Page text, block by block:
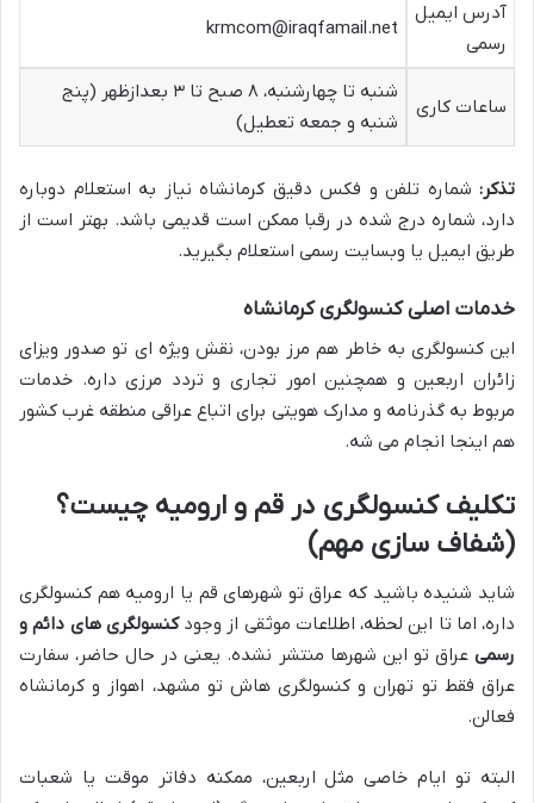
آدرس ایمیل
رسمی
krmcom@iraqfamail.net
ساعات کاری
شنبه تا چهارشنبه، ۸ صبح تا ۳ بعدازظهر (پنج
شنبه و جمعه تعطیل)
تذکر: شماره تلفن و فکس دقیق کرمانشاه نیاز به استعلام دوباره
دارد، شماره درج شده در رقبا ممکن است قدیمی باشد. بهتر است از
طریق ایمیل یا وبسایت رسمی استعلام بگیرید.
خدمات اصلی کنسولگری کرمانشاه
این کنسولگری به خاطر هم مرز بودن، نقش ویژه ای تو صدور ویزای
زائران اربعین و همچنین امور تجاری و تردد مرزی داره. خدمات
مربوط به گذرنامه و مدارک هویتی برای اتباع عراقی منطقه غرب کشور
هم اینجا انجام می شه.
تکلیف کنسولگری در قم و ارومیه چیست؟
(شفاف سازی مهم)
شاید شنیده باشید که عراق تو شهرهای قم یا ارومیه هم کنسولگری
داره، اما تا این لحظه، اطلاعات موثقی از وجودکنسولگری های دائم و
رسمی عراق تو این شهرها منتشر نشده. یعنی در حال حاضر، سفارت
عراق فقط تو تهران و کنسولگری هاش تو مشهد، اهواز و کرمانشاه
فعالن.
البته تو ایام خاصی مثل اربعین، ممکنه دفاتر موقت یا شعبات